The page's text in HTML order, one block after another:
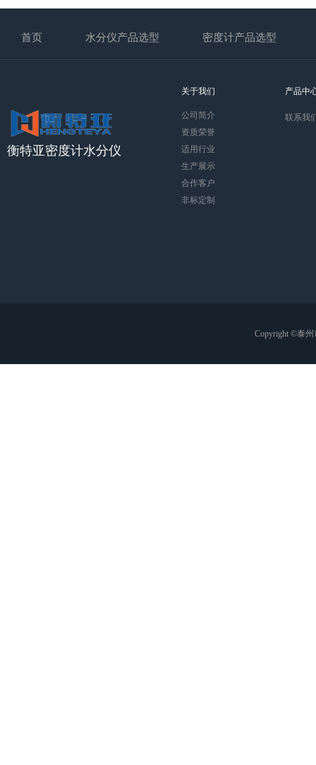
首页 水分仪产品选型 密度计产品选型
衡特亚密度计水分仪
关于我们
公司简介
资质荣誉
适用行业
生产展示
合作客户
非标定制
产品中
联系我
Copyright ©泰